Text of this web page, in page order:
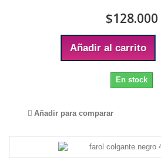
$128.000
Añadir al carrito
En stock
Añadir para comparar